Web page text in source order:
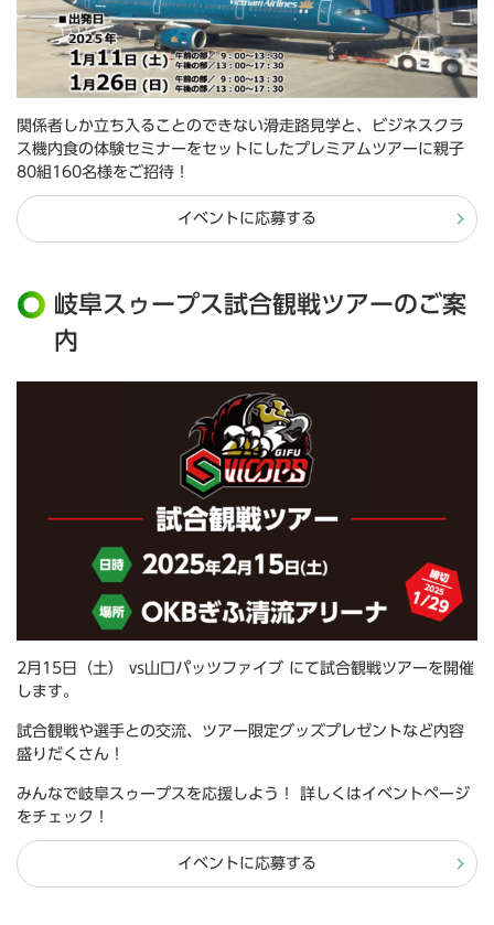
関係者しか立ち入ることのできない滑走路見学と、ビジネスクラ
ス機内食の体験セミナーをセットにしたプレミアムツアーに親子
80組160名様をご招待！
イベントに応募する
岐阜スゥープス試合観戦ツアーのご案
内
2月15日（土） vs山口パッツファイブ にて試合観戦ツアーを開催
します。
試合観戦や選手との交流、ツアー限定グッズプレゼントなど内容
盛りだくさん！
みんなで岐阜スゥープスを応援しよう！ 詳しくはイベントページ
をチェック！
イベントに応募する